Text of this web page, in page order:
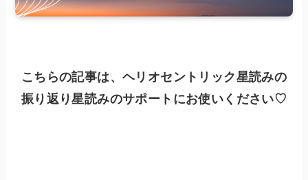
こちらの記事は、ヘリオセントリック星読みの
振り返り星読みのサポートにお使いください♡